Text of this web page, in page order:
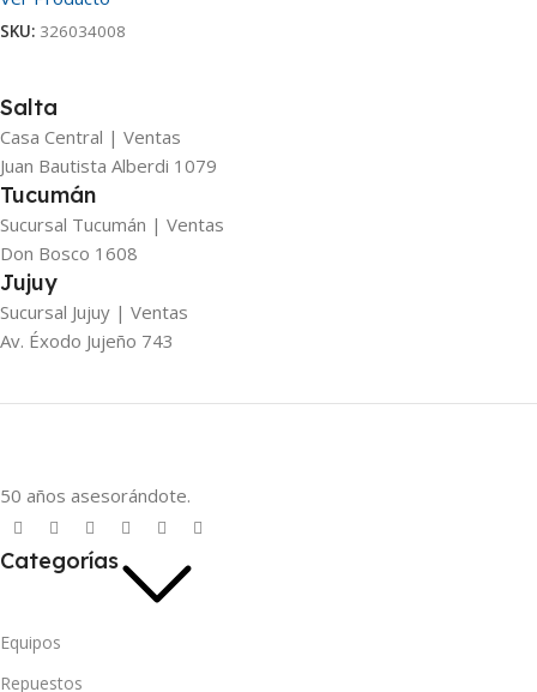
SKU: 326034008
Salta
Casa Central | Ventas
Juan Bautista Alberdi 1079
Tucumán
Sucursal Tucumán | Ventas
Don Bosco 1608
Jujuy
Sucursal Jujuy | Ventas
Av. Éxodo Jujeño 743
50 años asesorándote.
Categorías
Equipos
Repuestos